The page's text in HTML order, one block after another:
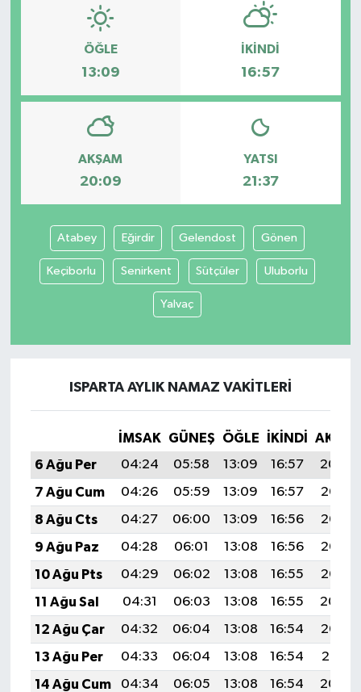
ÖĞLE
13:09
İKINDI
16:57
AKŞAM
20:09
YATSI
21:37
Atabey Eğirdir Gelendost Gönen
Keçiborlu Senirkent Sütçüler Uluborlu
Yalvaç
ISPARTA AYLIK NAMAZ VAKITLERI
İMSAK GÜNEŞ ÖĞLE İKINDI
6 Ağu Per
04:24 05:58 13:09 16:57
20:09
7 Ağu Cum
04:26 05:59 13:09 16:57
20:08
8 Ağu Cts
04:27 06:00 13:09 16:56
20:07
9 Ağu Paz
04:28 06:01 13:08 16:56
20:06
10 Ağu Pts
04:29 06:02 13:08 16:55
20:05
11 Ağu Sal
04:31 06:03 13:08 16:55
20:04
12 Ağu Çar
04:32 06:04 13:08 16:54
20:02
13 Ağu Per
04:33 06:04 13:08 16:54
20:01
14 Ağu Cum
04:34 06:05 13:08 16:54
20:00